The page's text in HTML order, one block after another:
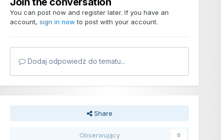
You can post now and register later. If you have an
account, sign in now to post with your account.
Dodaj odpowiedź do tematu...
Share
Obserwujący 0